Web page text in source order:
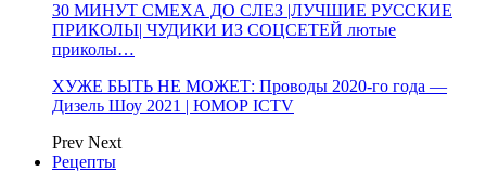
30 МИНУТ СМЕХА ДО СЛЕЗ |ЛУЧШИЕ РУССКИЕ
ПРИКОЛЫ| ЧУДИКИ ИЗ СОЦСЕТЕЙ лютые
приколы…
ХУЖЕ БЫТЬ НЕ МОЖЕТ: Проводы 2020-го года —
Дизель Шоу 2021 | ЮМОР ICTV
Prev Next
Рецепты